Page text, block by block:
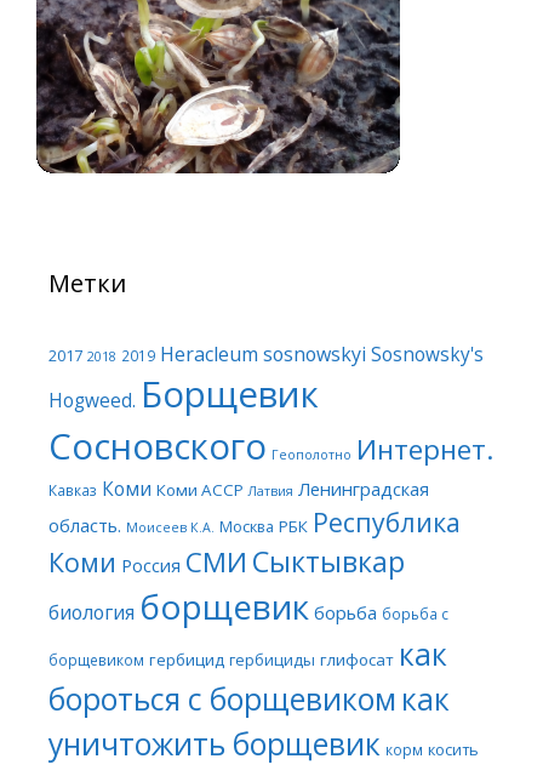
Метки
2017 2018 2019 Heracleum sosnowskyi Sosnowsky's
Hogweed. Борщевик
Сосновского Геополотно Интернет.
Кавказ Коми Коми АССР Латвия Ленинградская
область. Моисеев К.А. Москва РБК Республика
Коми Россия СМИ Сыктывкар
биология борщевик борьба борьба с
борщевиком гербицид гербициды глифосат как
бороться с борщевиком как
уничтожить борщевик корм косить